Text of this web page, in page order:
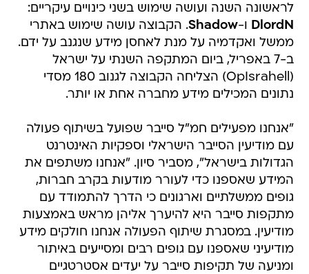
לראשונה השנה ועושה שימוש בשני כינויים עיקריים:
DlordN ו-Shadow. הקבוצה עושה שימוש באתרי
ממשל ואקדמיה על מנת לאחסן מידע שנגנב על ידם.
ב-7 באפריל, ביום המתקפה השנתי על ישראל
(OpIsrahell) הצליחה הקבוצה לגנוב 180 מסדי
נתונים המכילים מידע מחברה אחת או יותר.
"אנחנו מפעילים חמ"ל סייבר שפועל בשיתוף פעולה
עם מודיעין הסייבר הישראלי וספקיות האינטרנט
הגדולות בישראל", מסביר סיון. "אנחנו משתפים את
המידע שאספנו כדי לעורר מודעות בקרב חברות,
גופים ממשלתיים וארגונים כי הדרך להתמודד עם
מתקפות סייבר היא להיערך אליהן מראש באמצעות
מודיעין. במסגרת שיתוף הפעולה אנחנו חולקים מידע
מודיעיני שאספנו עם גופים רבים ומסייעים באיתור
ומניעה של תקיפות סייבר על יעדים אסטרטגיים